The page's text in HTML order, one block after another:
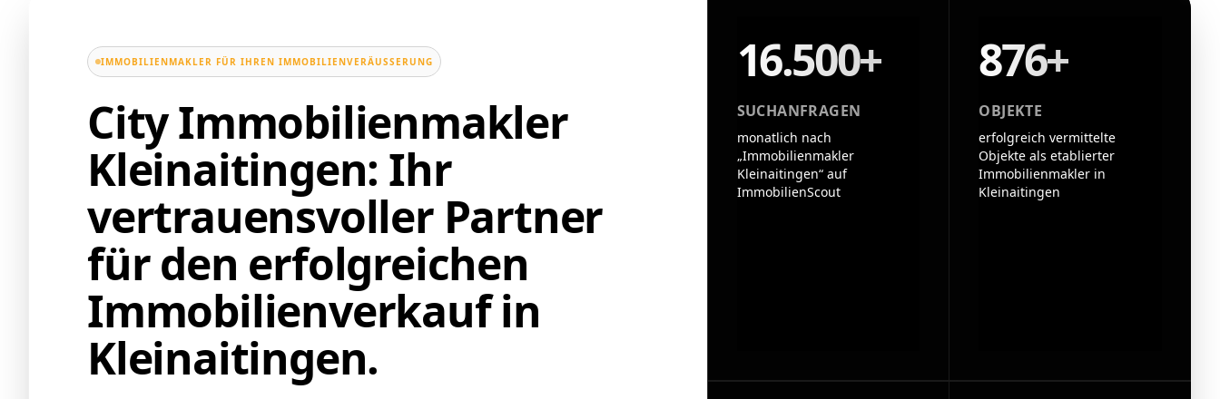
IMMOBILIENMAKLER FÜR IHREN IMMOBILIENVERÄUSSERUNG
City Immobilienmakler
Kleinaitingen: Ihr
vertrauensvoller Partner
für den erfolgreichen
Immobilienverkauf in
Kleinaitingen.
16.500+
SUCHANFRAGEN
monatlich nach
„Immobilienmakler
Kleinaitingen“ auf
ImmobilienScout
876+
OBJEKTE
erfolgreich vermittelte
Objekte als etablierter
Immobilienmakler in
Kleinaitingen